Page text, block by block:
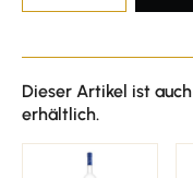
Dieser Artikel ist
erhältlich.